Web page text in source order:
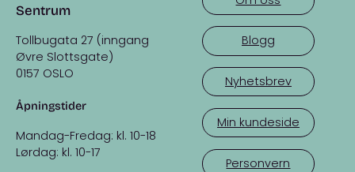
Sentrum
Tollbugata 27 (inngang
Øvre Slottsgate)
0157 OSLO
Åpningstider
Mandag-Fredag: kl. 10-18
Lørdag: kl. 10-17
Blogg
Nyhetsbrev
Min kundeside
Personvern